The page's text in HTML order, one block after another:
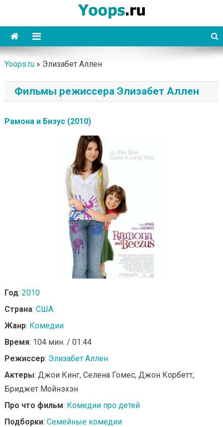
content
Yoops
Yoops.ru» Элизабет Аллен
Фильмы режиссера Элизабет Аллен
Рамона и Бизус (2010)
Год: 2010
Страна: США
Жанр: Комедии
Время: 104 мин. / 01:44
Режиссер: Элизабет Аллен
Актеры: Джои Кинг, Селена Гомес, Джон Корбетт,
Бриджет Мойнэхэн
Про что фильм: Комедии про детей
Подборки: Семейные комедии